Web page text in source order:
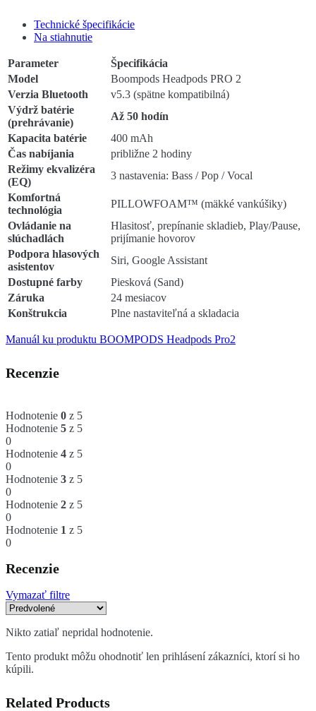
Technické špecifikácie
Na stiahnutie
Parameter
Špecifikácia
Model
Boompods Headpods PRO 2
Verzia Bluetooth
v5.3 (spätne kompatibilná)
Výdrž batérie
(prehrávanie)
Až 50 hodín
Kapacita batérie
400 mAh
Čas nabíjania
približne 2 hodiny
Režimy ekvalizéra
(EQ)
3 nastavenia: Bass / Pop / Vocal
Komfortná
technológia
PILLOWFOAM™ (mäkké vankúšiky)
Ovládanie na
slúchadlách
Hlasitosť, prepínanie skladieb, Play/Pause,
prijímanie hovorov
Podpora hlasových
asistentov
Siri, Google Assistant
Dostupné farby
Piesková (Sand)
Záruka
24 mesiacov
Konštrukcia
Plne nastaviteľná a skladacia
Manuál ku produktu BOOMPODS Headpods Pro2
Recenzie
Hodnotenie 0 z 5
Hodnotenie 5 z 5
0
Hodnotenie 4 z 5
0
Hodnotenie 3 z 5
0
Hodnotenie 2 z 5
0
Hodnotenie 1 z 5
0
Recenzie
Vymazať filtre
Nikto zatiaľ nepridal hodnotenie.
Tento produkt môžu ohodnotiť len prihlásení zákazníci, ktorí si ho
kúpili.
Related Products